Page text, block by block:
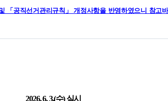
「공직선거관리규칙」 개정사항을 반영하였으니 참고